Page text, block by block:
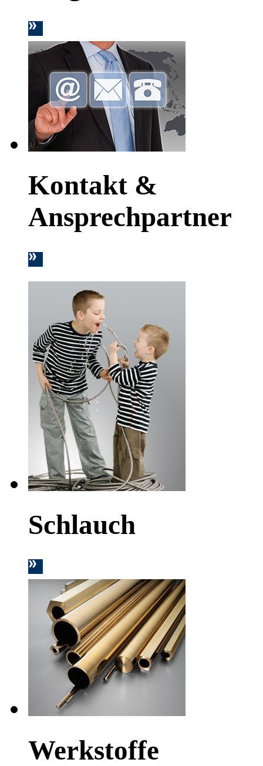
Kontakt &
Ansprechpartner
Schlauch
Werkstoffe